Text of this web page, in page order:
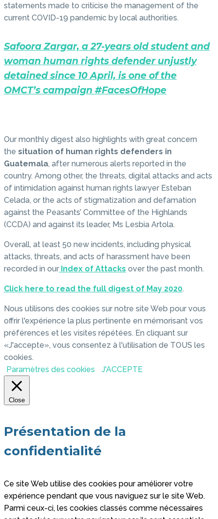
statements made to criticise the management of the
current COVID-19 pandemic by local authorities.
Safoora Zargar, a 27-years old student and
woman human rights defender unjustly
detained since 10 April, is one of the
OMCT’s campaign #FacesOfHope
Our monthly digest also highlights with great concern
the situation of human rights defenders in
Guatemala, after numerous alerts reported in the
country. Among other, the threats, digital attacks and acts
of intimidation against human rights lawyer Esteban
Celada, or the acts of stigmatization and defamation
against the Peasants’ Committee of the Highlands
(CCDA) and against its leader, Ms Lesbia Artola.
Overall, at least 50 new incidents, including physical
attacks, threats, and acts of harassment have been
recorded in our Index of Attacks over the past month.
Click here to read the full digest of May 2020.
Nous utilisons des cookies sur notre site Web pour vous
offrir l'expérience la plus pertinente en mémorisant vos
préférences et les visites répétées. En cliquant sur
«J'accepte», vous consentez à l'utilisation de TOUS les
cookies.
Paramètres des cookies
J'ACCEPTE
Close
Présentation de la
confidentialité
Ce site Web utilise des cookies pour améliorer votre
expérience pendant que vous naviguez sur le site Web.
Parmi ceux-ci, les cookies classés comme nécessaires